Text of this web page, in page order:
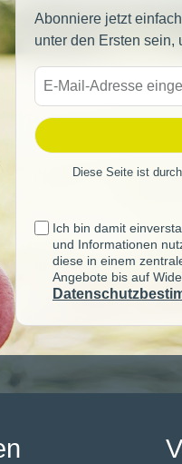
Abonniere jetzt
unter den Ersten sein,
Diese Seite ist
Ich bin damit
und Informationen
diese in einem
Angebote bis auf